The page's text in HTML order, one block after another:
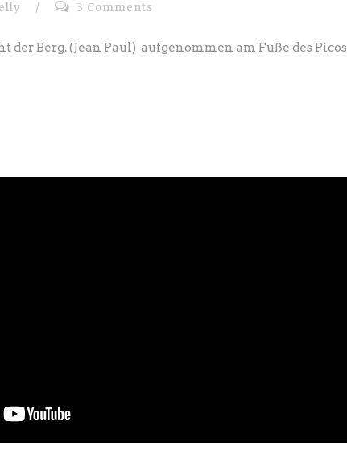
/ 3 Comments
der Berg. (Jean Paul) aufgenommen am Fuße des Picos